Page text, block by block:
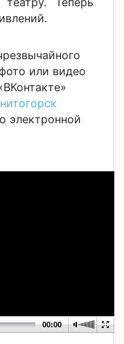
или видео
электронной
00:00